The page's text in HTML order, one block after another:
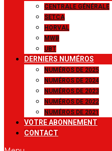
CENTRALE GÉNÉRALE
SETCA
HORVAL
MWB
UBT
DERNIERS NUMÉROS
NUMÉROS DE 2025
NUMÉROS DE 2024
NUMÉROS DE 2023
NUMÉROS DE 2022
NUMÉROS DE 2021
VOTRE ABONNEMENT
CONTACT